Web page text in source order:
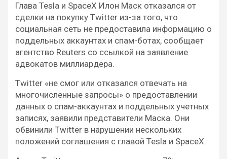
Глава Tesla и SpaceX Илон Маск отказался от
сделки на покупку Twitter из-за того, что
социальная сеть не предоставила информацию о
поддельных аккаунтах и спам-ботах, сообщает
агентство Reuters со ссылкой на заявление
адвокатов миллиардера.
Twitter «не смог или отказался отвечать на
многочисленные запросы» о предоставлении
данных о спам-аккаунтах и поддельных учетных
записях, заявили представители Маска. Они
обвинили Twitter в нарушении нескольких
положений соглашения с главой Tesla и SpaceX.